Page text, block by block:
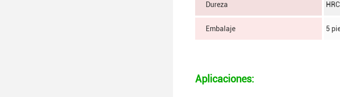
Dureza
Embalaje 5
Aplicaciones: